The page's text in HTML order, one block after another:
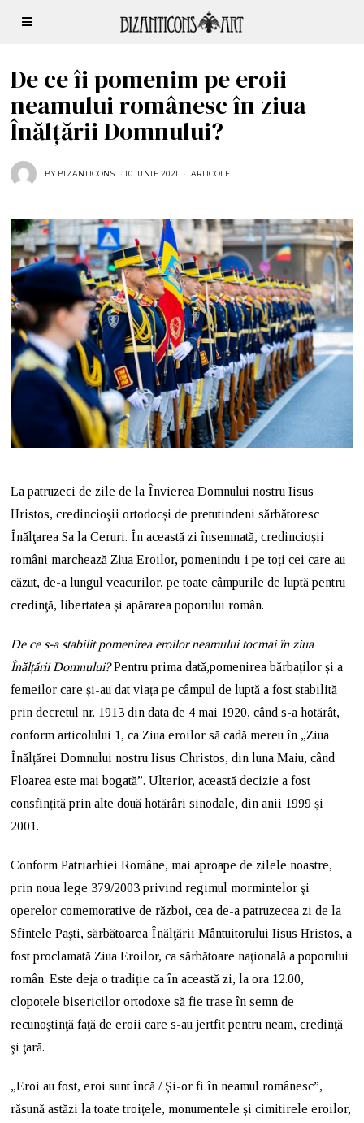
De ce îi pomenim pe eroii
neamului românesc în ziua
Înălțării Domnului?
BY BIZANTICONS 10 IUNIE 2021
I
E
2
0
2
1
ARTICOLE
La patruzeci de zile de la Învierea Domnului nostru Iisus
Hristos, credincioşii ortodocși de pretutindeni sărbătoresc
Înălţarea Sa la Ceruri. În această zi însemnată, credincioșii
români marchează Ziua Eroilor, pomenindu-i pe toți cei care au
căzut, de-a lungul veacurilor, pe toate câmpurile de luptă pentru
credinţă, libertatea și apărarea poporului român.
De ce s-a stabilit pomenirea eroilor neamului tocmai în ziua
Înălțării Domnului? Pentru prima dată,pomenirea bărbaților și a
femeilor care și-au dat viața pe câmpul de luptă a fost stabilită
prin decretul nr. 1913 din data de 4 mai 1920, când s-a hotărât,
conform articolului 1, ca Ziua eroilor să cadă mereu în „Ziua
Înălțărei Domnului nostru Iisus Christos, din luna Maiu, când
Floarea este mai bogată”. Ulterior, această decizie a fost
consfințită prin alte două hotărâri sinodale, din anii 1999 și
2001.
Conform Patriarhiei Române, mai aproape de zilele noastre,
prin noua lege 379/2003 privind regimul mormintelor şi
operelor comemorative de război, cea de-a patruzecea zi de la
Sfintele Paşti, sărbătoarea Înălţării Mântuitorului Iisus Hristos, a
fost proclamată Ziua Eroilor, ca sărbătoare naţională a poporului
român. Este deja o tradiție ca în această zi, la ora 12.00,
clopotele bisericilor ortodoxe să fie trase în semn de
recunoştinţă faţă de eroii care s-au jertfit pentru neam, credinţă
şi ţară.
„Eroi au fost, eroi sunt încă / Și-or fi în neamul românesc”,
răsună astăzi la toate troițele, monumentele și cimitirele eroilor,